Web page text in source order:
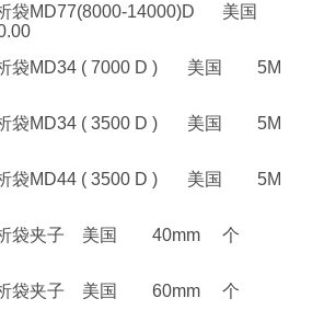
袋MD77(8000-14000)D
美国
袋MD34 ( 7000 D ) 美国
5M
袋MD34 ( 3500 D ) 美国
5M
袋MD44 ( 3500 D ) 美国
5M
袋夹子 美国 40mm
个
袋夹子 美国 60mm
个